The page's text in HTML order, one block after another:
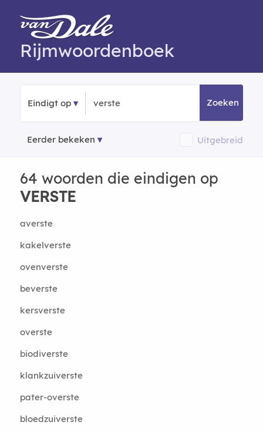
Rijmwoordenboek
Eindigt op Zoeken
Eerder bekeken Uitgebreid
64 woorden die eindigen op
VERSTE
averste
kakelverste
ovenverste
beverste
kersverste
overste
biodiverste
klankzuiverste
pater-overste
bloedzuiverste